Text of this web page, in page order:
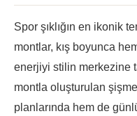
Spor şıklığın en ikonik
montlar, kış boyunca
enerjiyi stilin merkezine
montla oluşturulan
planlarında hem de